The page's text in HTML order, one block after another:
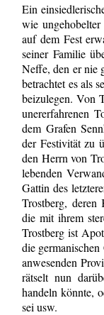
Ein
wie
auf dem Fest
seiner Familie
Neffe, den er nie
betrachtet es als
beizulegen. Von
unererfahrenen
dem Grafen
der Festivität zu
den Herrn von
lebenden
Gattin des
Trostberg, deren
die mit ihrem
Trostberg ist
die
anwesenden
rätselt nun
handeln könnte,
sei usw.